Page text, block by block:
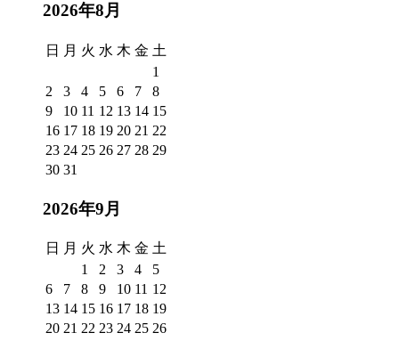
2026年8月
日 月 火 水 木 金 土
1
2
3 4 5 6 7
8
9
10 11 12 13 14 15
16 17 18 19 20 21 22
23 24 25 26 27 28 29
30 31
2026年9月
日 月 火 水 木 金 土
1
2 3 4
5
6
7 8 9 10 11 12
13 14 15 16 17 18 19
20 21 22 23 24 25 26